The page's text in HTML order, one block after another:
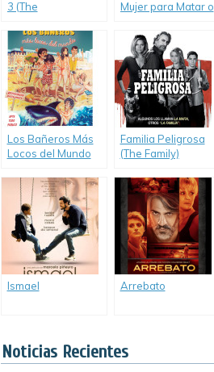
3 (The
Mujer para Matar o
Sin City: A Dame to
Kill For)
Los Bañeros Más
Locos del Mundo
Familia Peligrosa
(The Family)
Ismael Arrebato
Noticias Recientes